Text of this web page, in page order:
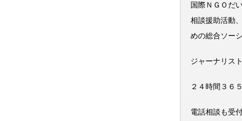
国際ＮＧＯだ
相談援助活動
めの総合ソー
ジャーナリスト
２４時間３６
電話相談も受